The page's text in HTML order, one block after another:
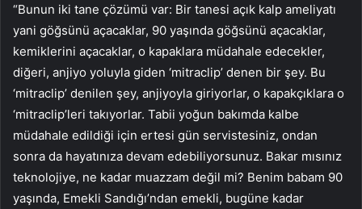
“Bunun iki tane çözümü var: Bir tanesi açık kalp ameliyatı
yani göğsünü açacaklar, 90 yaşında göğsünü açacaklar,
kemiklerini açacaklar, o kapaklara müdahale edecekler,
diğeri, anjiyo yoluyla giden ‘mitraclip’ denen bir şey. Bu
‘mitraclip’ denilen şey, anjiyoyla giriyorlar, o kapakçıklara o
‘mitraclip’leri takıyorlar. Tabii yoğun bakımda kalbe
müdahale edildiği için ertesi gün servistesiniz, ondan
sonra da hayatınıza devam edebiliyorsunuz. Bakar mısınız
teknolojiye, ne kadar muazzam değil mi? Benim babam 90
yaşında, Emekli Sandığı’ndan emekli, bugüne kadar